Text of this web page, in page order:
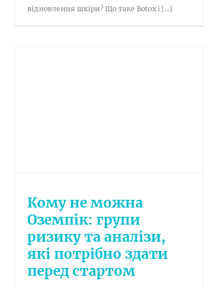
відновлення шкіри? Що таке Botox і [...]
Кому не можна
Оземпік: групи
ризику та аналізи,
які потрібно здати
перед стартом